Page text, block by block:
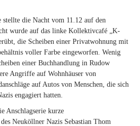
die Nacht vom 11.12 auf den
wurde auf das linke Kollektivcafé „K-
die Scheiben einer Privatwohnung mit
voller Farbe eingeworfen. Wenig
einer Buchhandlung in Rudow
Angriffe auf Wohnhäuser von
auf Autos von Menschen, die sich
engagiert hatten.
Anschlagserie kurze
Neuköllner Nazis Sebastian Thom